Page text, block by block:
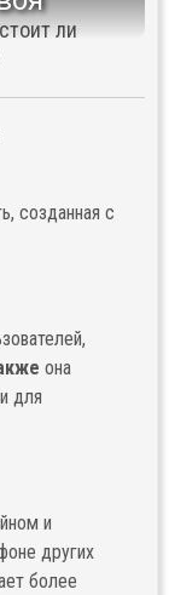
ли
созданная с
она
для
и
других
более